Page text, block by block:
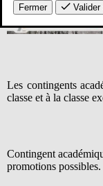
Les contingents
classe et à la classe
Contingent
promotions possibles.
Fermer